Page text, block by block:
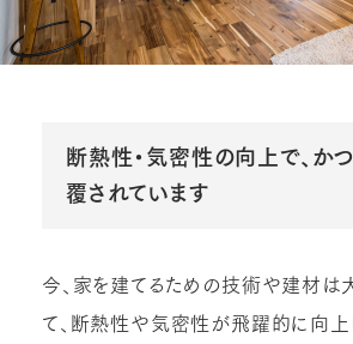
断熱性・気密性の向上で、か
覆されています
今、家を建てるための技術や建材は
て、断熱性や気密性が飛躍的に向上